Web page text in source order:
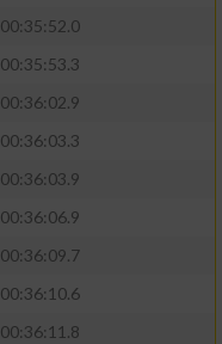
00:35:52.0
00:35:53.3
00:36:02.9
00:36:03.3
00:36:03.9
00:36:06.9
00:36:09.7
00:36:10.6
00:36:11.8